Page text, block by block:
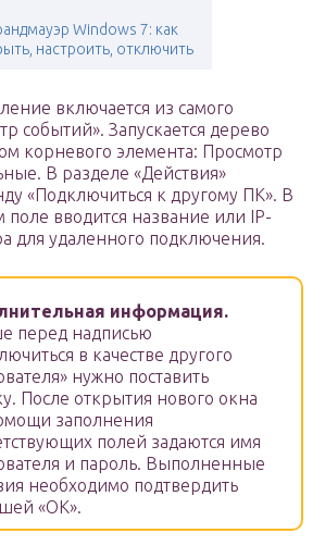
Windows 7: как
настроить, отключить
включается из самого
событий». Запускается дерево
корневого элемента: Просмотр
В разделе «Действия»
«Подключиться к другому ПК». В
поле вводится название или IP-
для удаленного подключения.
информация.
перед надписью
в качестве другого
нужно поставить
После открытия нового окна
заполнения
полей задаются имя
и пароль. Выполненные
необходимо подтвердить
«ОК».